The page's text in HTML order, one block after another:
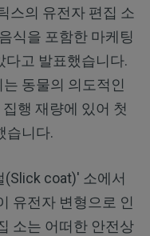
스의 유전자 편집 소
식을 포함한 마케팅
다고 발표했습니다.
동물의 의도적인
행 재량에 있어 첫
습니다.
(Slick coat)' 소에서
유전자 변형으로 인
소는 어떠한 안전상